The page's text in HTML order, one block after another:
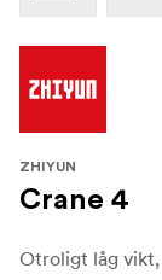
ZHIYUN
Crane 4